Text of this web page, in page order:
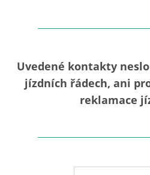
Uvedené kontakty
jízdních řádech, ani
reklamace